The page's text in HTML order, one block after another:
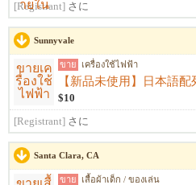
[Registrant] さに
Sunnyvale
ขาย เครื่องใช้ไฟฟ้า
【新品未使用】日本語
$10
[Registrant] さに
Santa Clara, CA
ขาย เสื้อผ้าเด็ก / ของเล่น